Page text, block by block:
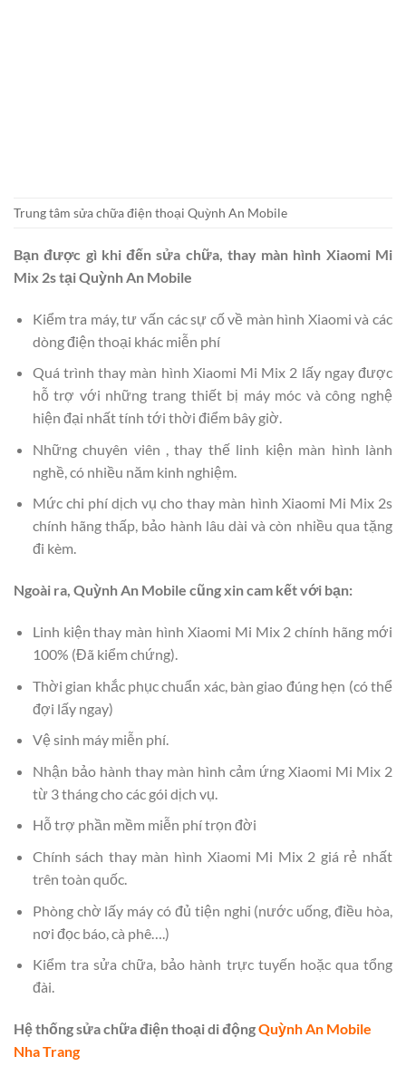
Trung tâm sửa chữa điện thoại Quỳnh An Mobile
Bạn được gì khi đến sửa chữa, thay màn hình Xiaomi Mi
Mix 2s tại Quỳnh An Mobile
Kiểm tra máy, tư vấn các sự cố về màn hình Xiaomi và các
dòng điện thoại khác miễn phí
Quá trình thay màn hình Xiaomi Mi Mix 2 lấy ngay được
hỗ trợ với những trang thiết bị máy móc và công nghệ
hiện đại nhất tính tới thời điểm bây giờ.
Những chuyên viên , thay thế linh kiện màn hình lành
nghề, có nhiều năm kinh nghiệm.
Mức chi phí dịch vụ cho thay màn hình Xiaomi Mi Mix 2s
chính hãng thấp, bảo hành lâu dài và còn nhiều qua tặng
đi kèm.
Ngoài ra, Quỳnh An Mobile cũng xin cam kết với bạn:
Linh kiện thay màn hình Xiaomi Mi Mix 2 chính hãng mới
100% (Đã kiểm chứng).
Thời gian khắc phục chuẩn xác, bàn giao đúng hẹn (có thể
đợi lấy ngay)
Vệ sinh máy miễn phí.
Nhận bảo hành thay màn hình cảm ứng Xiaomi Mi Mix 2
từ 3 tháng cho các gói dịch vụ.
Hỗ trợ phần mềm miễn phí trọn đời
Chính sách thay màn hình Xiaomi Mi Mix 2 giá rẻ nhất
trên toàn quốc.
Phòng chờ lấy máy có đủ tiện nghi (nước uống, điều hòa,
nơi đọc báo, cà phê….)
Kiểm tra sửa chữa, bảo hành trực tuyến hoặc qua tổng
đài.
Hệ thống sửa chữa điện thoại di độngQuỳnh An Mobile
Nha Trang